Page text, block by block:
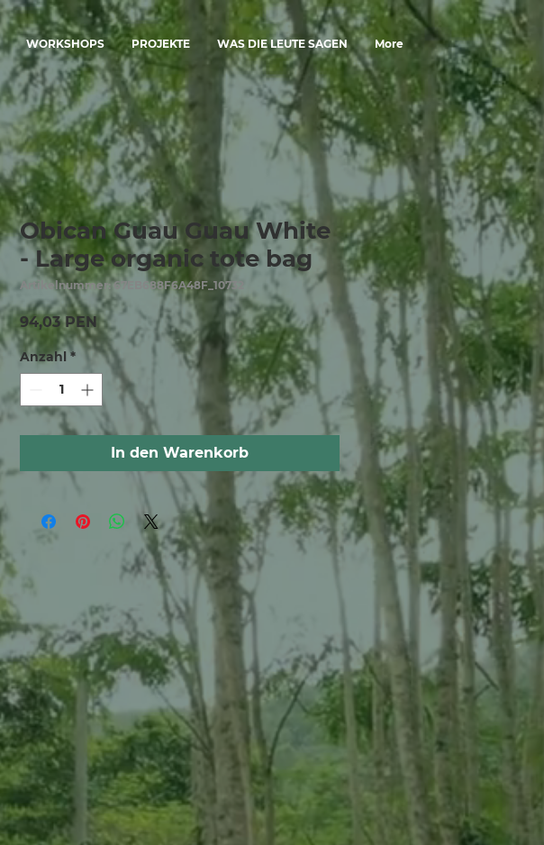
WORKSHOPS PROJEKTE WAS DIE LEUTE SAGEN More
Obican Guau Guau White
- Large organic tote bag
Artikelnummer: 67EB688F6A48F_10732
94,03 PEN Preis
Anzahl *
In den Warenkorb